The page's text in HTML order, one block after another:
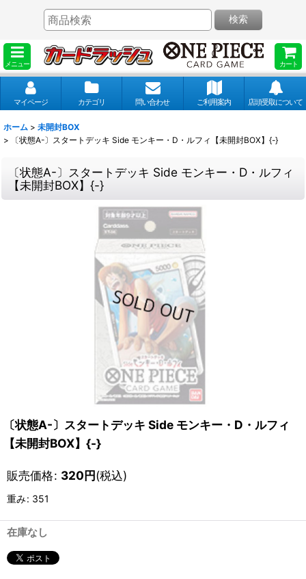
メニュー カート
検索
マイページ カテゴリ 問い合わせ ご利用案内 店頭受取について
ホーム > 未開封BOX
>
〔状態A-〕スタートデッキ Side モンキー・D・ルフィ【未開封BOX】{-}
〔状態A-〕スタートデッキ Side モンキー・D・ルフィ
【未開封BOX】{-}
〔状態A-〕スタートデッキ Side モンキー・D・ルフィ
【未開封BOX】{-}
販売価格: 320円(税込)
重み: 351
在庫なし